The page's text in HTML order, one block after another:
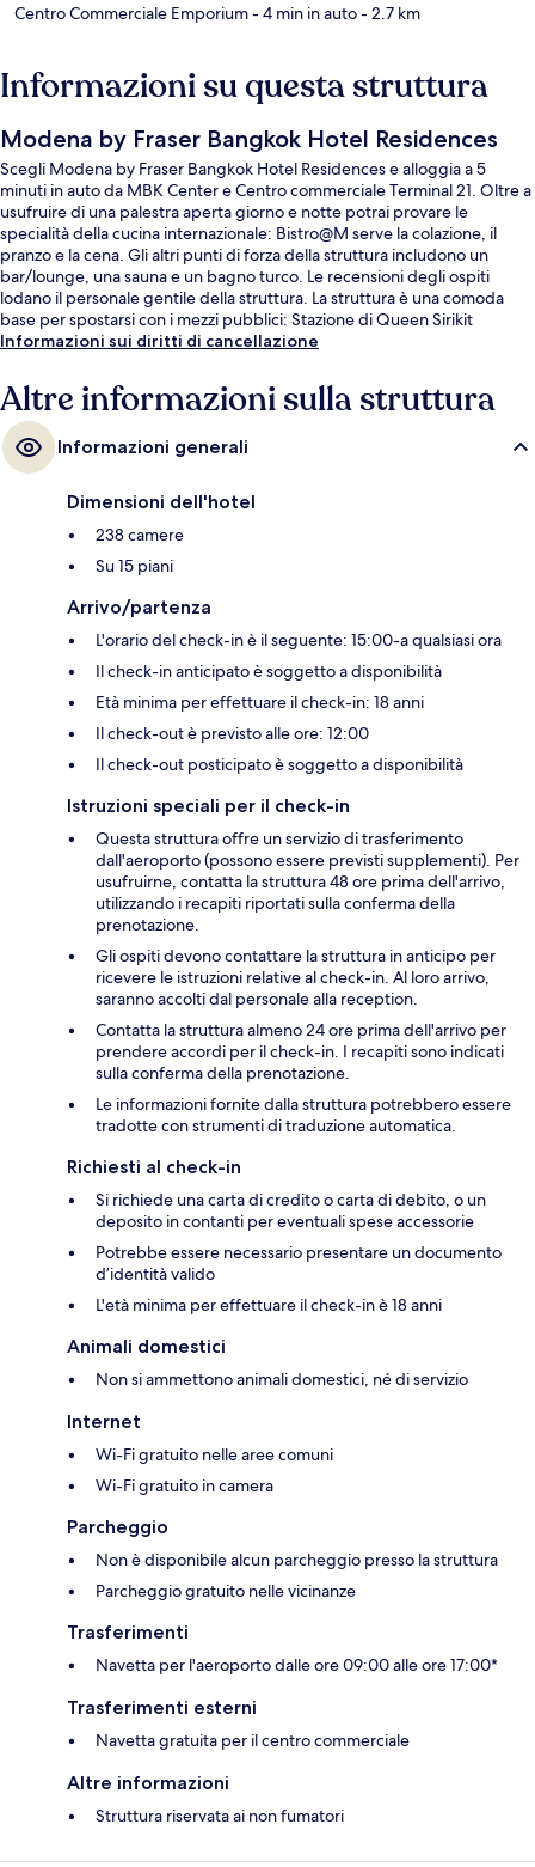
Centro Commerciale Emporium- 4 min in auto- 2.7 km
Informazioni su questa struttura
Modena by Fraser Bangkok Hotel Residences
Scegli Modena by Fraser Bangkok Hotel Residences e alloggia a 5
minuti in auto da MBK Center e Centro commerciale Terminal 21. Oltre a
usufruire di una palestra aperta giorno e notte potrai provare le
specialità della cucina internazionale: Bistro@M serve la colazione, il
pranzo e la cena. Gli altri punti di forza della struttura includono un
bar/lounge, una sauna e un bagno turco. Le recensioni degli ospiti
lodano il personale gentile della struttura. La struttura è una comoda
base per spostarsi con i mezzi pubblici: Stazione di Queen Sirikit
National Convention Centre si trova a 6 min a piedi e Stazione di Khlong
Informazioni sui diritti di cancellazione
Altre informazioni sulla struttura
Informazioni generali
Dimensioni dell'hotel
238 camere
Su 15 piani
Arrivo/partenza
L'orario del check-in è il seguente: 15:00-a qualsiasi ora
Il check-in anticipato è soggetto a disponibilità
Età minima per effettuare il check-in: 18 anni
Il check-out è previsto alle ore: 12:00
Il check-out posticipato è soggetto a disponibilità
Istruzioni speciali per il check-in
Questa struttura offre un servizio di trasferimento
dall'aeroporto (possono essere previsti supplementi). Per
usufruirne, contatta la struttura 48 ore prima dell'arrivo,
utilizzando i recapiti riportati sulla conferma della
prenotazione.
Gli ospiti devono contattare la struttura in anticipo per
ricevere le istruzioni relative al check-in. Al loro arrivo,
saranno accolti dal personale alla reception.
Contatta la struttura almeno 24 ore prima dell'arrivo per
prendere accordi per il check-in. I recapiti sono indicati
sulla conferma della prenotazione.
Le informazioni fornite dalla struttura potrebbero essere
tradotte con strumenti di traduzione automatica.
Richiesti al check-in
Si richiede una carta di credito o carta di debito, o un
deposito in contanti per eventuali spese accessorie
Potrebbe essere necessario presentare un documento
d’identità valido
L'età minima per effettuare il check-in è 18 anni
Animali domestici
Non si ammettono animali domestici, né di servizio
Internet
Wi-Fi gratuito nelle aree comuni
Wi-Fi gratuito in camera
Parcheggio
Non è disponibile alcun parcheggio presso la struttura
Parcheggio gratuito nelle vicinanze
Trasferimenti
Navetta per l'aeroporto dalle ore 09:00 alle ore 17:00*
Trasferimenti esterni
Navetta gratuita per il centro commerciale
Altre informazioni
Struttura riservata ai non fumatori